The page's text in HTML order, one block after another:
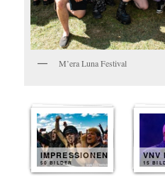
M’era Luna Festival
IMPRESSIONEN
50 BILDER
VNV
15